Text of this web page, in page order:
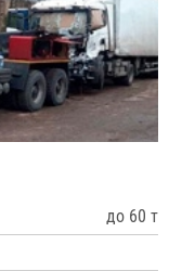
до 60 т